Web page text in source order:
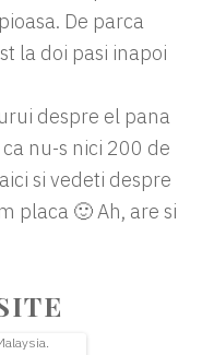
De parca
la doi pasi inapoi
despre el pana
nu-s nici 200 de
si vedeti despre
placa 🙂 Ah, are si